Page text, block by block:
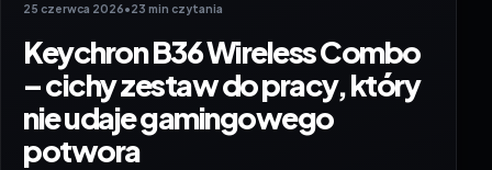
25 czerwca 2026•23 min czytania
Keychron B36 Wireless Combo
– cichy zestaw do pracy, który
nie udaje gamingowego
potwora